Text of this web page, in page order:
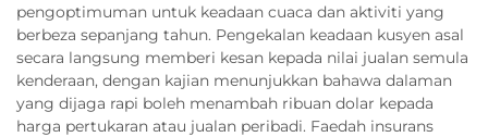
pengoptimuman untuk keadaan cuaca dan aktiviti yang
berbeza sepanjang tahun. Pengekalan keadaan kusyen asal
secara langsung memberi kesan kepada nilai jualan semula
kenderaan, dengan kajian menunjukkan bahawa dalaman
yang dijaga rapi boleh menambah ribuan dolar kepada
harga pertukaran atau jualan peribadi. Faedah insurans